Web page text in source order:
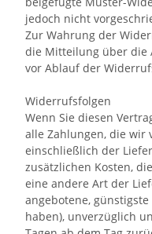
jedoch nicht
Zur Wahrung der
die Mitteilung über die
vor Ablauf der
Widerrufsfolgen
Wenn Sie diesen
alle Zahlungen, die wir
einschließlich der
zusätzlichen Kosten,
eine andere Art der
angebotene,
haben), unverzüglich